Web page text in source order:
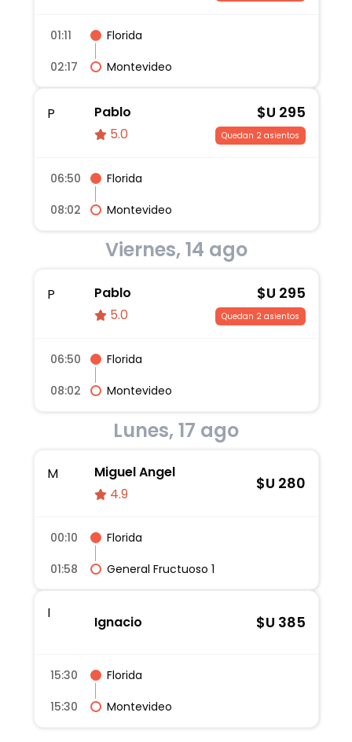
01:11
Florida
02:17
Montevideo
P
Pablo
5.0
$U 295
Quedan 2 asientos
06:50
Florida
08:02
Montevideo
Viernes, 14 ago
P
Pablo
5.0
$U 295
Quedan 2 asientos
06:50
Florida
08:02
Montevideo
Lunes, 17 ago
M
Miguel Angel
4.9
$U 280
00:10
Florida
01:58
General Fructuoso 1
I
Ignacio $U 385
15:30
Florida
15:30
Montevideo